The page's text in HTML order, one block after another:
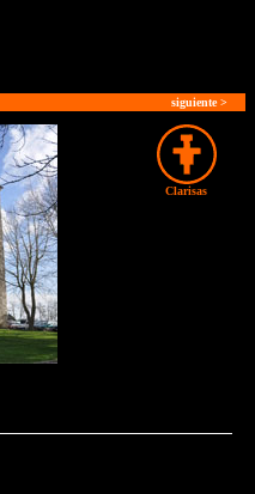
siguiente>
Clarisas